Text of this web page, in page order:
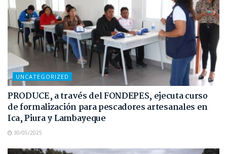
UNCATEGORIZED
PRODUCE, a través del FONDEPES, ejecuta curso
de formalización para pescadores artesanales en
Ica, Piura y Lambayeque
30/05/2025